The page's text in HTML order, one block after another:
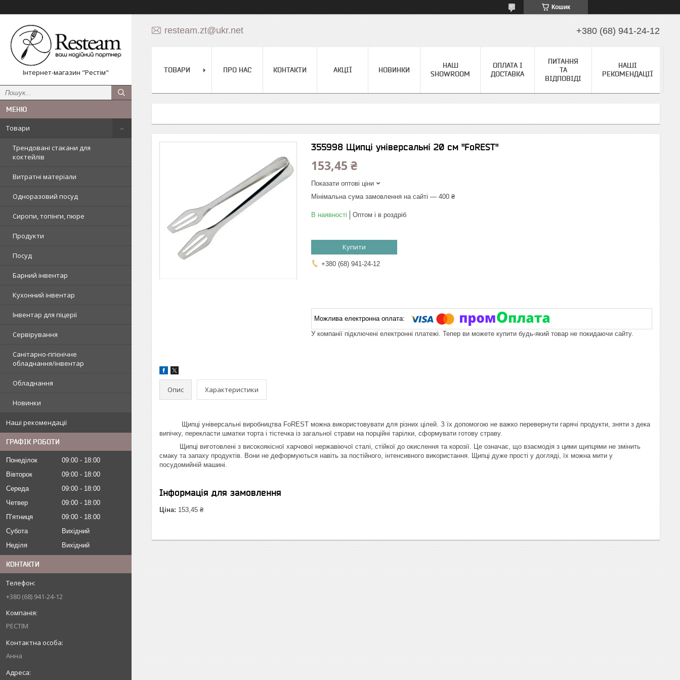
Кошик
Інтернет-магазин "Рестім"
Товари
Трендовані стакани для
коктейлів
Витратні матеріали
Одноразовий посуд
Сиропи, топінги, пюре
Продукти
Посуд
Барний інвентар
Кухонний інвентар
Інвентар для піцерії
Сервірування
Санітарно-гігієнічне
обладнання/інвентар
Обладнання
Новинки
Наші рекомендації
ГРАФІК РОБОТИ
Понеділок 09:00
18:00
Вівторок
09:00
18:00
Середа
09:00
18:00
Четвер
09:00
18:00
Пʼятниця
09:00
18:00
Субота
Вихідний
Неділя
Вихідний
КОНТАКТИ
+380 (68) 941-24-12
РЕСТІМ
Анна
resteam.zt@ukr.net +380 (68) 941-24-12
ТОВАРИ ПРО НАС КОНТАКТИ АКЦІЇ НОВИНКИ
НАШ
SHOWROOM
ОПЛАТА І
ДОСТАВКА
ПИТАННЯ
ТА
ВІДПОВІДІ
НАШІ
РЕКОМЕНДАЦІЇ
355998 Щипці універсальні 20 см "FoREST"
153,45 ₴
Показати оптові ціни
Мінімальна сума замовлення на сайті — 400 ₴
В наявності Оптом і в роздріб
Купити
+380 (68) 941-24-12
У компанії підключені електронні платежі. Тепер ви можете купити будь-який товар не покидаючи сайту.
Опис Характеристики
Щипці універсальні виробництва FoREST можна використовувати для різних цілей. З їх допомогою не важко перевернути гарячі продукти, зняти з дека
випічку, перекласти шматки торта і тістечка із загальної страви на порційні тарілки, сформувати готову страву.
Щипці виготовлені з високоякісної харчової нержавіючої сталі, стійкої до окислення та корозії. Це означає, що взаємодія з цими щипцями не змінить
смаку та запаху продуктів. Вони не деформуються навіть за постійного, інтенсивного використання. Щипці дуже прості у догляді, їх можна мити у
посудомийній машині.
Інформація для замовлення
Ціна: 153,45 ₴